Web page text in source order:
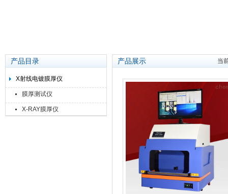
产品目录
X射线电镀膜厚仪
膜厚测试仪
X-RAY膜厚仪
产品展示 当